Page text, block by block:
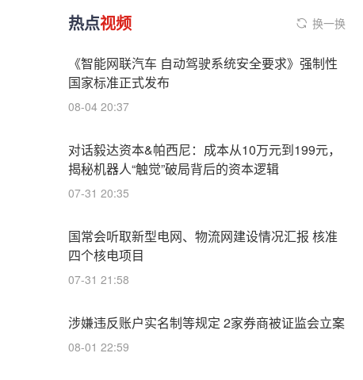
热点视频 换一换
《智能网联汽车 自动驾驶系统安全要求》强制性
国家标准正式发布
08-04 20:37
对话毅达资本&帕西尼：成本从10万元到199元，
揭秘机器人“触觉”破局背后的资本逻辑
07-31 20:35
国常会听取新型电网、物流网建设情况汇报 核准
四个核电项目
07-31 21:58
涉嫌违反账户实名制等规定 2家券商被证监会立案
08-01 22:59